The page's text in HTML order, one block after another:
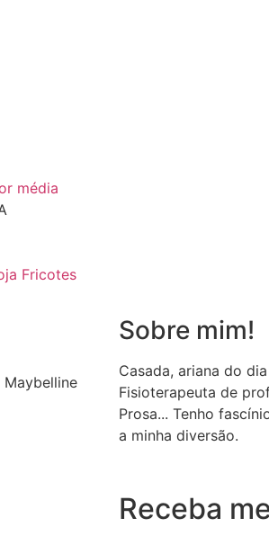
média
Fricotes
Maybelline
Sobre mim!
Casada, ariana do
Fisioterapeuta de
Prosa... Tenho
a minha diversão.
Receba